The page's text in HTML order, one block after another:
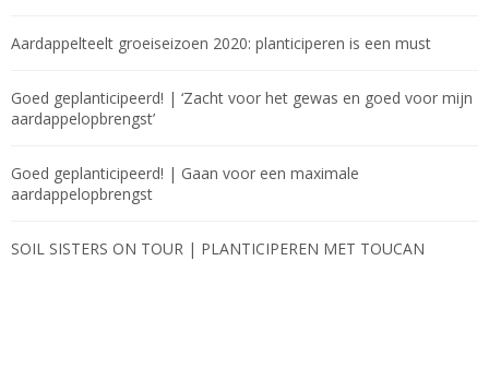
Aardappelteelt groeiseizoen 2020: planticiperen is een must
Goed geplanticipeerd! | ‘Zacht voor het gewas en goed voor mijn
aardappel­opbrengst’
Goed geplanticipeerd! | Gaan voor een maximale
aardappelopbrengst
SOIL SISTERS ON TOUR | PLANTICIPEREN MET TOUCAN